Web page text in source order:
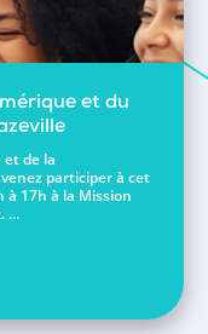
et du
de la
participer à cet
à 17h à la Mission
...